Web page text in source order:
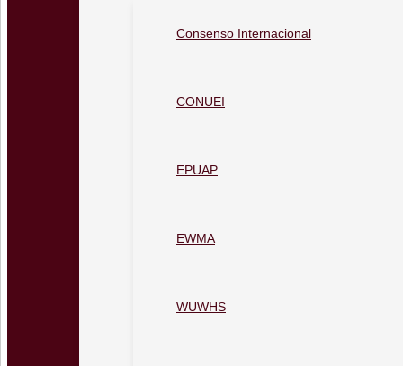
Consenso Internacional
CONUEI
EPUAP
EWMA
WUWHS